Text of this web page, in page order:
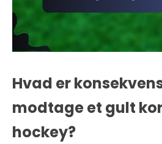
Hvad er
modtage et gult
hockey?